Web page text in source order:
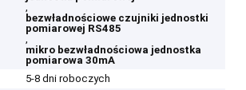
,
bezwładnościowe czujniki jednostki
pomiarowej RS485
,
mikro bezwładnościowa jednostka
pomiarowa 30mA
5-8 dni roboczych